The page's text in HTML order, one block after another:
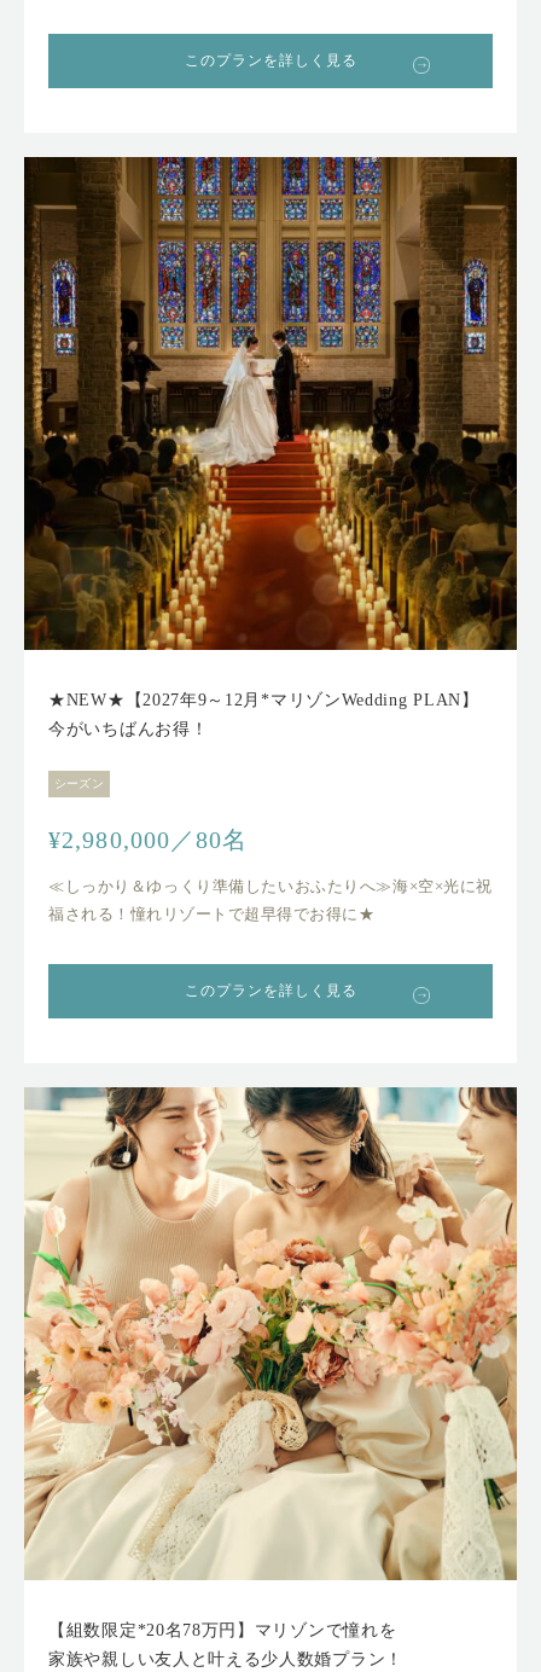
このプランを詳しく見る
★NEW★【2027年9～12月*マリゾンWedding PLAN】
今がいちばんお得！
シーズン
¥2,980,000／80名
≪しっかり＆ゆっくり準備したいおふたりへ≫海×空×光に祝
福される！憧れリゾートで超早得でお得に★
このプランを詳しく見る
【組数限定*20名78万円】マリゾンで憧れを
家族や親しい友人と叶える少人数婚プラン！